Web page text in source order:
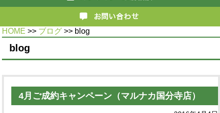
HOME >> ブログ >> blog
blog
4月ご成約キャンペーン（マルナカ国分寺店）